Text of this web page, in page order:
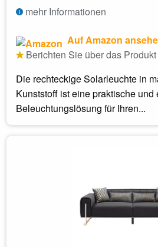
mehr Informationen
Auf Amazon
Berichten Sie über das Produkt
Die rechteckige Solarleuchte in
Kunststoff ist eine praktische
Beleuchtungslösung für Ihren...